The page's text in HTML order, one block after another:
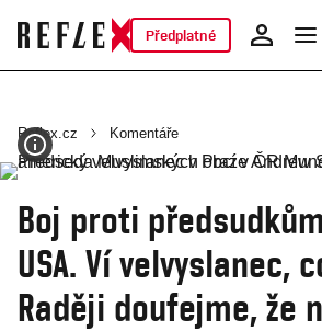
Předplatné
Reflex.cz Komentáře
Boj proti
USA. Ví velvyslanec,
Raději doufejme, že